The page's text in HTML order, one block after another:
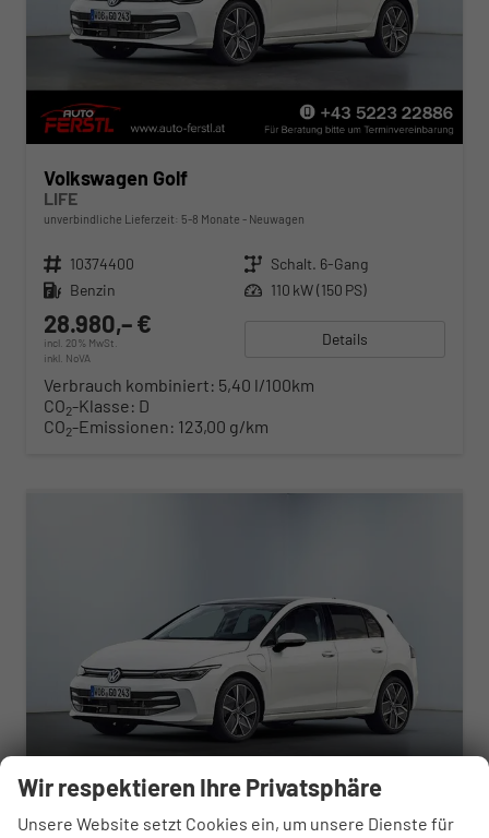
Volkswagen Golf
LIFE
unverbindliche Lieferzeit: 5-8 Monate Neuwagen
Fahrzeugnr. 10374400 Getriebe Schalt. 6-Gang
Kraftstoff Benzin Leistung 110 kW (150 PS)
28.980,– €
incl. 20% MwSt.
inkl. NoVA
Details
Verbrauch kombiniert: 5,40 l/100km
CO2-Klasse: D
CO2-Emissionen: 123,00 g/km
Wir respektieren Ihre Privatsphäre
Unsere Website setzt Cookies ein, um unsere Dienste für